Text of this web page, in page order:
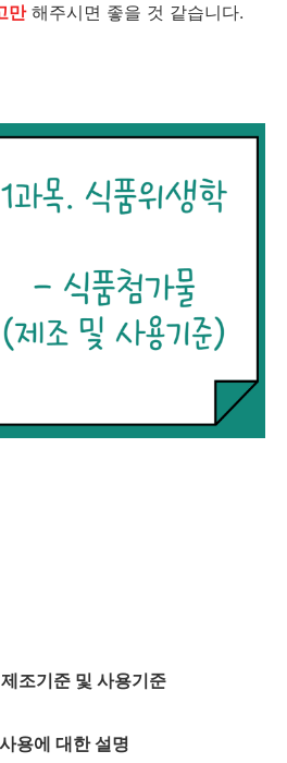
만해주시면 좋을 것 같습니다.
조기준 및 사용기준
용에 대한 설명